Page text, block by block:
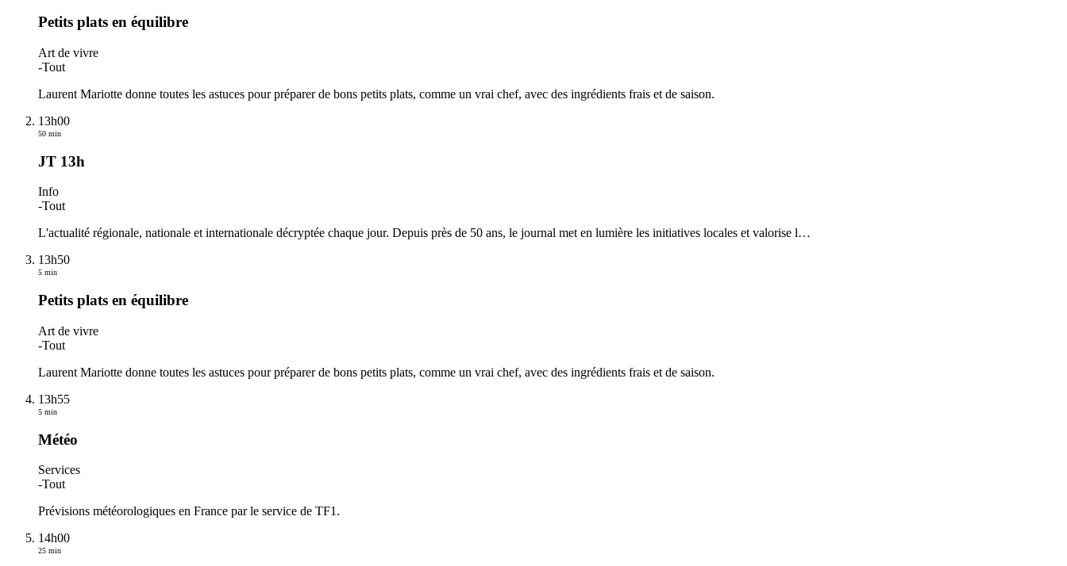
Petits plats en équilibre
Art de vivre
-Tout
Laurent Mariotte donne toutes les astuces pour préparer de bons petits plats, comme un vrai chef, avec des ingrédients frais et de saison.
13h00
50 min
JT 13h
Info
-Tout
L'actualité régionale, nationale et internationale décryptée chaque jour. Depuis près de 50 ans, le journal met en lumière les initiatives locales et valorise l…
13h50
5 min
Petits plats en équilibre
Art de vivre
-Tout
Laurent Mariotte donne toutes les astuces pour préparer de bons petits plats, comme un vrai chef, avec des ingrédients frais et de saison.
13h55
5 min
Météo
Services
-Tout
Prévisions météorologiques en France par le service de TF1.
14h00
25 min